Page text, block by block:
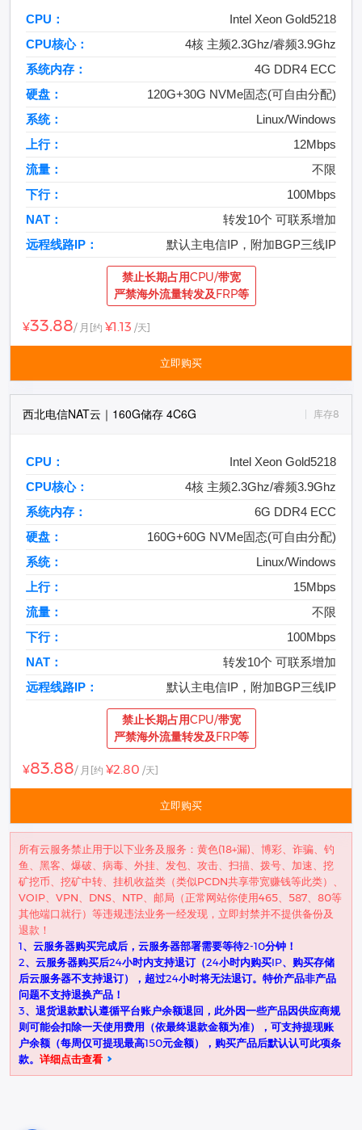
CPU：
Intel Xeon Gold5218
CPU核心：
4核 主频2.3Ghz/睿频3.9Ghz
系统内存：
4G DDR4 ECC
硬盘：
120G+30G NVMe固态(可自由分配)
系统：
Linux/Windows
上行：
12Mbps
流量：
不限
下行：
100Mbps
NAT：
转发10个 可联系增加
远程线路IP：
默认主电信IP，附加BGP三线IP
禁止长期占用CPU/带宽
严禁海外流量转发及FRP等
¥33.88/ 月 [约 ¥1.13 /天]
立即购买
西北电信NAT云｜160G储存 4C6G 库存8
CPU：
Intel Xeon Gold5218
CPU核心：
4核 主频2.3Ghz/睿频3.9Ghz
系统内存：
6G DDR4 ECC
硬盘：
160G+60G NVMe固态(可自由分配)
系统：
Linux/Windows
上行：
15Mbps
流量：
不限
下行：
100Mbps
NAT：
转发10个 可联系增加
远程线路IP：
默认主电信IP，附加BGP三线IP
禁止长期占用CPU/带宽
严禁海外流量转发及FRP等
¥83.88/ 月 [约 ¥2.80 /天]
立即购买
所有云服务禁止用于以下业务及服务：黄色(18+漏)、博彩、诈骗、钓
鱼、黑客、爆破、病毒、外挂、发包、攻击、扫描、拨号、加速、挖
矿挖币、挖矿中转、挂机收益类（类似PCDN共享带宽赚钱等此类）、
VOIP、VPN、DNS、NTP、邮局（正常网站你使用465、587、80等
其他端口就行）等违规违法业务一经发现，立即封禁并不提供备份及
退款！
1、云服务器购买完成后，云服务器部署需要等待2-10分钟！
2、云服务器购买后24小时内支持退订（24小时内购买IP、购买存储
后云服务器不支持退订），超过24小时将无法退订。特价产品非产品
问题不支持退换产品！
3、退货退款默认遵循平台账户余额退回，此外因一些产品因供应商规
则可能会扣除一天使用费用（依最终退款金额为准），可支持提现账
户余额（每周仅可提现最高150元金额），购买产品后默认认可此项条
款。 详细点击查看